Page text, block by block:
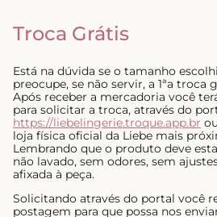
Troca Grátis
Está na dúvida se o tamanho
preocupe, se não servir, a 1ªa troca
Após receber a mercadoria você
para solicitar a troca, através do
https://liebelingerie.troque.app.br
loja física oficial da Liebe mais
Lembrando que o produto deve
não lavado, sem odores, sem
afixada à peça.
Solicitando através do portal você
postagem para que possa nos